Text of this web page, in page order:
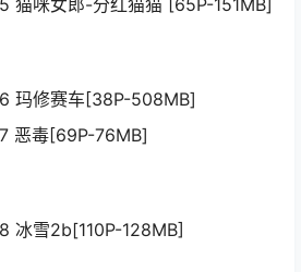
玛修赛车[38P-508MB]
恶毒[69P-76MB]
冰雪2b[110P-128MB]